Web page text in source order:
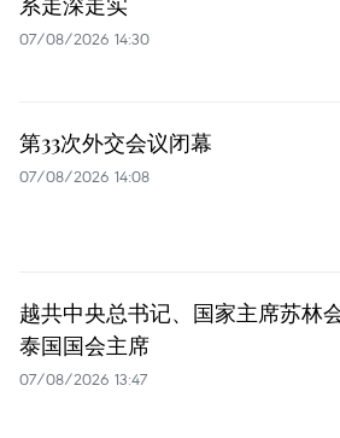
07/08/2026 14:30
第33次外交会议闭幕
07/08/2026 14:08
越共中央总书记、国家主席苏林
泰国国会主席
07/08/2026 13:47